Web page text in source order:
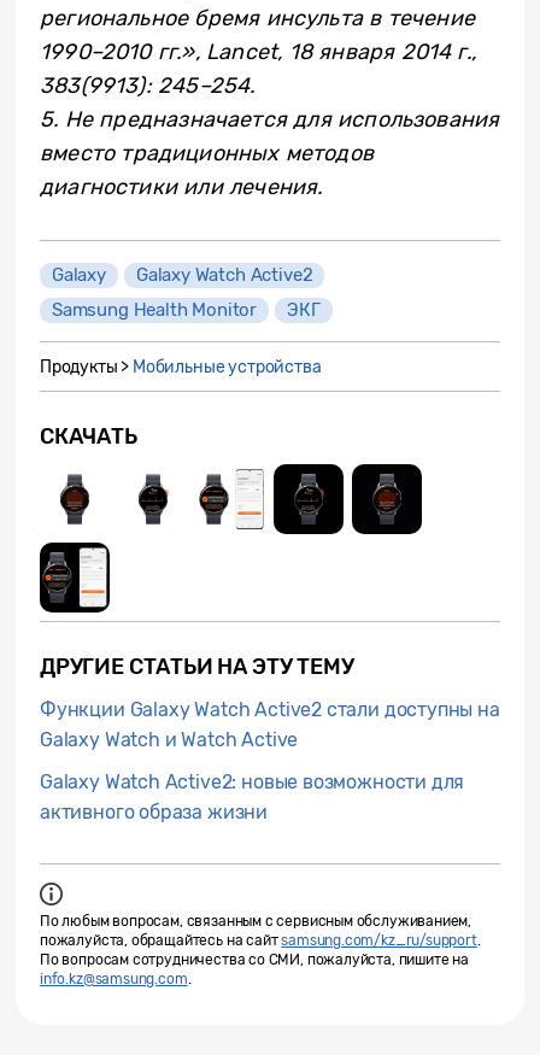
региональное бремя инсульта в течение
1990–2010 гг.», Lancet, 18 января 2014 г.,
383(9913): 245–254.
5. Не предназначается для использования
вместо традиционных методов
диагностики или лечения.
Galaxy
Galaxy Watch Active2
Samsung Health Monitor
ЭКГ
Продукты > Мобильные устройства
СКАЧАТЬ
ДРУГИЕ СТАТЬИ НА ЭТУ ТЕМУ
Функции Galaxy Watch Active2 стали доступны на
Galaxy Watch и Watch Active
Galaxy Watch Active2: новые возможности для
активного образа жизни
По любым вопросам, связанным с сервисным обслуживанием,
пожалуйста, обращайтесь на сайтsamsung.com/kz_ru/support.
По вопросам сотрудничества со СМИ, пожалуйста, пишите на
info.kz@samsung.com.